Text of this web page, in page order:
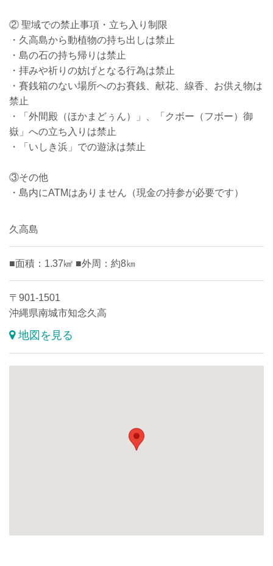
② 聖域での禁止事項・立ち入り制限
・久高島から動植物の持ち出しは禁止
・島の石の持ち帰りは禁止
・拝みや祈りの妨げとなる行為は禁止
・賽銭箱のない場所へのお賽銭、献花、線香、お供え物は
禁止
・「外間殿（ほかまどぅん）」、「クボー（フボー）御
嶽」への立ち入りは禁止
・「いしき浜」での遊泳は禁止
③その他
・島内にATMはありません（現金の持参が必要です）
久高島
■面積：1.37㎢ ■外周：約8㎞
〒901-1501
沖縄県南城市知念久高
地図を見る